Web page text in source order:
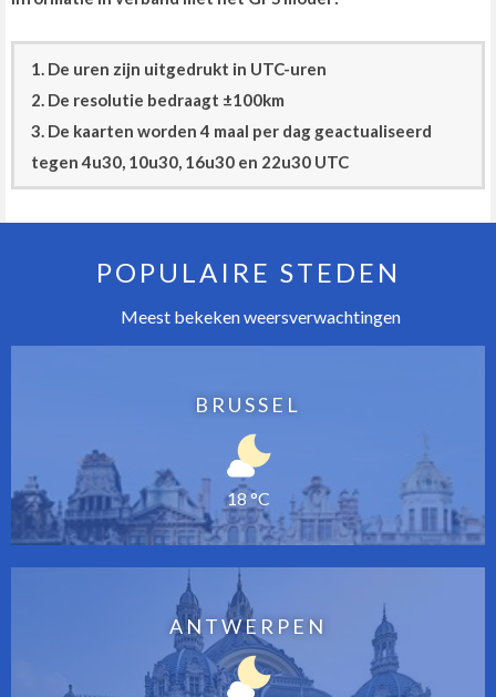
1. De uren zijn uitgedrukt in UTC-uren
2. De resolutie bedraagt ±100km
3. De kaarten worden 4 maal per dag geactualiseerd
tegen 4u30, 10u30, 16u30 en 22u30 UTC
POPULAIRE STEDEN
Meest bekeken weersverwachtingen
BRUSSEL
18 °C
ANTWERPEN